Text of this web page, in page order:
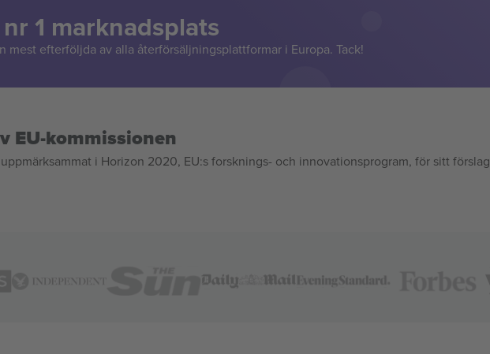
1 marknadsplats
mest efterföljda av alla återförsäljningsplattformar i Europa. Tack!
EU-kommissionen
i Horizon 2020, EU:s forsknings- och innovationsprogram, för sitt förslag